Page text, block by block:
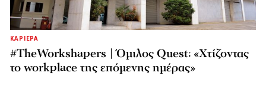
ΚΑΡΙΕΡΑ
#TheWorkshapers | Όμιλος Quest: «Χτίζοντας
το workplace της επόμενης ημέρας»